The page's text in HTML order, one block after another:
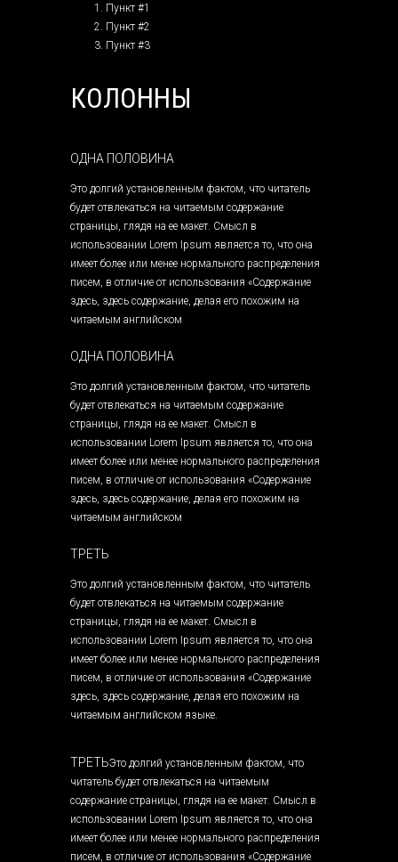
Пункт #1
Пункт #2
Пункт #3
КОЛОННЫ
ОДНА ПОЛОВИНА
Это долгий установленным фактом, что читатель
будет отвлекаться на читаемым содержание
страницы, глядя на ее макет. Смысл в
использовании Lorem Ipsum является то, что она
имеет более или менее нормального распределения
писем, в отличие от использования «Содержание
здесь, здесь содержание, делая его похожим на
читаемым английском
ОДНА ПОЛОВИНА
Это долгий установленным фактом, что читатель
будет отвлекаться на читаемым содержание
страницы, глядя на ее макет. Смысл в
использовании Lorem Ipsum является то, что она
имеет более или менее нормального распределения
писем, в отличие от использования «Содержание
здесь, здесь содержание, делая его похожим на
читаемым английском
ТРЕТЬ
Это долгий установленным фактом, что читатель
будет отвлекаться на читаемым содержание
страницы, глядя на ее макет. Смысл в
использовании Lorem Ipsum является то, что она
имеет более или менее нормального распределения
писем, в отличие от использования «Содержание
здесь, здесь содержание, делая его похожим на
читаемым английском языке.
ТРЕТЬЭто долгий установленным фактом, что
читатель будет отвлекаться на читаемым
содержание страницы, глядя на ее макет. Смысл в
использовании Lorem Ipsum является то, что она
имеет более или менее нормального распределения
писем, в отличие от использования «Содержание